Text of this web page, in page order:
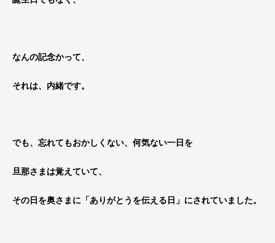
なんの記念かって、
それは、内緒です。
でも、忘れてもおかしくない、何気ない一日を
旦那さまは覚えていて、
その日を奥さまに「ありがとうを伝える日」にされていました。